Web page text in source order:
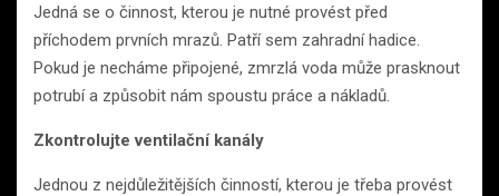
Jedná se o činnost, kterou je nutné provést před
příchodem prvních mrazů. Patří sem zahradní hadice.
Pokud je necháme připojené, zmrzlá voda může prasknout
potrubí a způsobit nám spoustu práce a nákladů.
Zkontrolujte ventilační kanály
Jednou z nejdůležitějších činností, kterou je třeba provést